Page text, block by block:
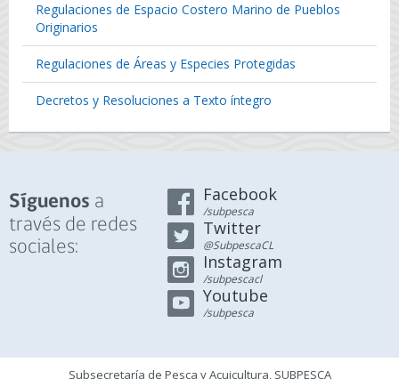
Regulaciones de Espacio Costero Marino de Pueblos
Originarios
Regulaciones de Áreas y Especies Protegidas
Decretos y Resoluciones a Texto íntegro
Síguenos a
través de redes
sociales:
Facebook
/subpesca
Twitter
@SubpescaCL
Instagram
/subpescacl
Youtube
/subpesca
Subsecretaría de Pesca y Acuicultura, SUBPESCA